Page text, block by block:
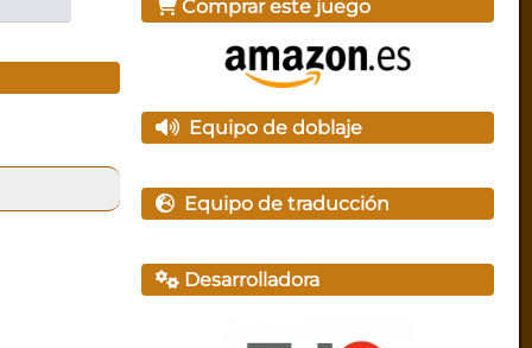
Comprar este juego
Equipo de doblaje
Equipo de traducción
Desarrolladora